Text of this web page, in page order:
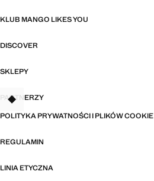
KLUB MANGO LIKES YOU
DISCOVER
SKLEPY
PARTNERZY
POLITYKA PRYWATNOŚCI I PLIKÓW COOKIE
REGULAMIN
LINIA ETYCZNA